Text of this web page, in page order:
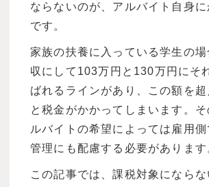
ならないのが、アルバイト自身
です。
家族の扶養に入っている学生の
収にして103万円と130万円にそ
ばれるラインがあり、この額を超
と税金がかかってしまいます。
ルバイトの希望によっては雇用側
管理にも配慮する必要があります
この記事では、課税対象になら